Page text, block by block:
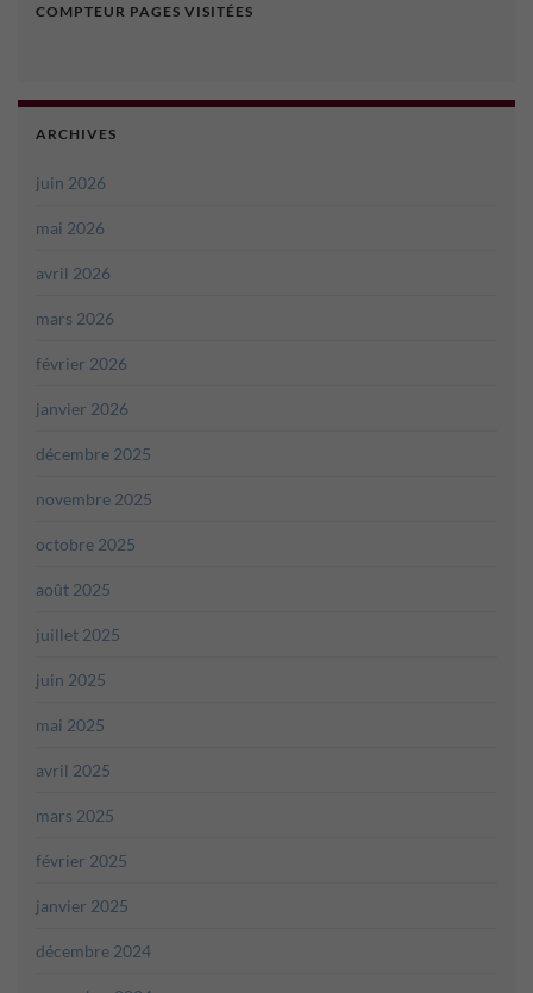
COMPTEUR PAGES VISITÉES
ARCHIVES
juin 2026
mai 2026
avril 2026
mars 2026
février 2026
janvier 2026
décembre 2025
novembre 2025
octobre 2025
août 2025
juillet 2025
juin 2025
mai 2025
avril 2025
mars 2025
février 2025
janvier 2025
décembre 2024